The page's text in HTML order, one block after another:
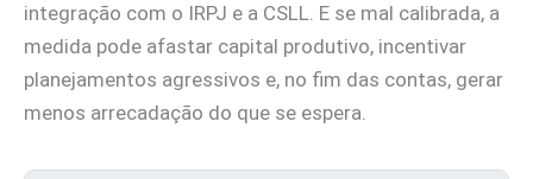
integração com o IRPJ e a CSLL. E se mal calibrada, a
medida pode afastar capital produtivo, incentivar
planejamentos agressivos e, no fim das contas, gerar
menos arrecadação do que se espera.